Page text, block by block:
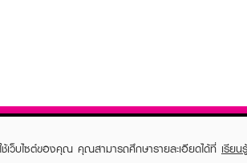
เว็บไซต์ของคุณ คุณสามารถศึกษารายละเอียดได้ที่ เรียน